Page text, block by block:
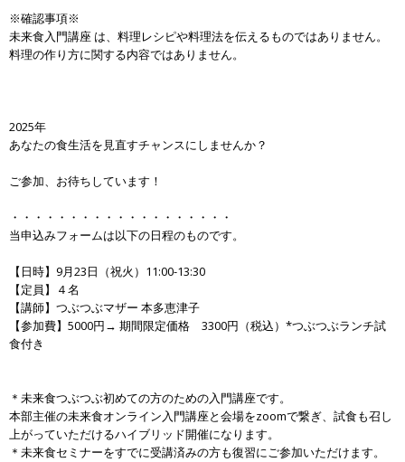
※確認事項※
未来食入門講座 は、料理レシピや料理法を伝えるものではありません。
料理の作り方に関する内容ではありません。
2025年
あなたの食生活を見直すチャンスにしませんか？
ご参加、お待ちしています！
・・・・・・・・・・・・・・・・・・・
当申込みフォームは以下の日程のものです。
【日時】9月23日（祝火）11:00-13:30
【定員】４名
【講師】つぶつぶマザー 本多恵津子
【参加費】5000円→ 期間限定価格 3300円（税込）*つぶつぶランチ試
食付き
＊未来食つぶつぶ初めての方のための入門講座です。
本部主催の未来食オンライン入門講座と会場をzoomで繋ぎ、試食も召し
上がっていただけるハイブリッド開催になります。
＊未来食セミナーをすでに受講済みの方も復習にご参加いただけます。